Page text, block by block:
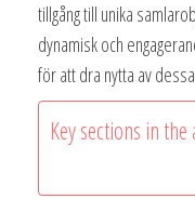
tillgång till unika
dynamisk och
för att dra nytta av
Key sections in the